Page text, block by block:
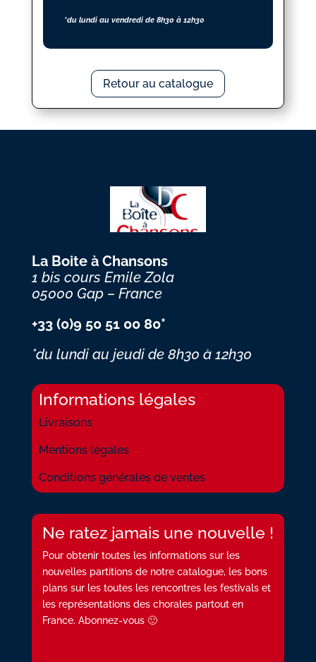
*du lundi au vendredi de 8h30 à 12h30
Retour au catalogue
La Boite à Chansons
1 bis cours Emile Zola
05000 Gap – France
+33 (0)9 50 51 00 80*
*du lundi au jeudi de 8h30 à 12h30
Informations légales
Livraisons
Mentions légales
Conditions générales de ventes
Ne ratez jamais une nouvelle !
Pour obtenir toutes les informations sur les
nouvelles partitions de notre catalogue, les bons
plans sur les toutes les rencontres les festivals et
les représentations des chorales partout en
France. Abonnez-vous 🙂